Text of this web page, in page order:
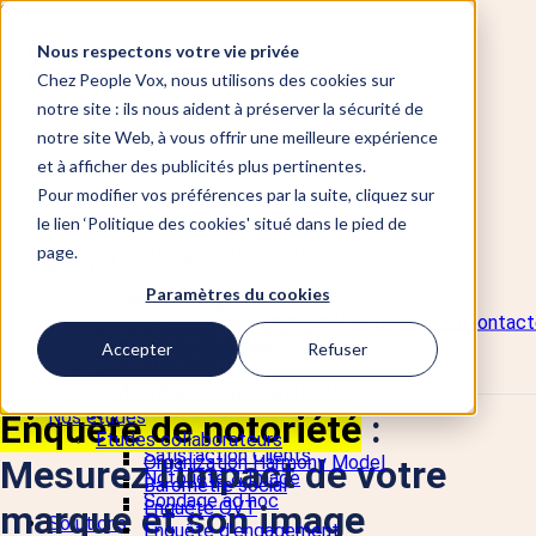
Nous respectons votre vie privée
Chez People Vox, nous utilisons des cookies sur
notre site : ils nous aident à préserver la sécurité de
notre site Web, à vous offrir une meilleure expérience
et à afficher des publicités plus pertinentes.
Pour modifier vos préférences par la suite, cliquez sur
le lien ‘Politique des cookies' situé dans le pied de
page.
Paramètres du cookies
Accepter Refuser
Skip to content
📞 +33 5 82 95 56 50
Site Vote électronique
Fermer
Pourquoi People Vox ?
Conseil & Accompagnement
Collecte de données
Analyse de données
Etudes collaborateurs
Organization Harmony Model
Baromètre social
Enquête QVT
Enquête RPS
Marketing & Opinion
Satisfaction Clients
Notoriété & Image
Sondage ad hoc
Solutions
Pourquoi People Vox ?
Conseil & Accompagnement
Collecte de données
Analyse de données
Nos études
Etudes collaborateurs
Organization Harmony Model
Baromètre social
Enquête QVT
Enquête d'engagement
Demander un devisNous
Enquête de notoriété:
Mesurez l'impact de votre
marque et son image